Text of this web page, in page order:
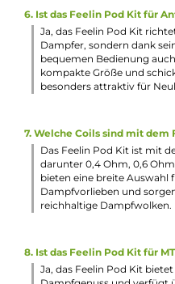
1 x Garantiekarte
1 x Bedienungsanleitung
Abmessungen
Häufig gestellte
1. Wie lange hält der
beachtliche Ausdauer
Dampfgenuss. Mit
Nutzung zwischen